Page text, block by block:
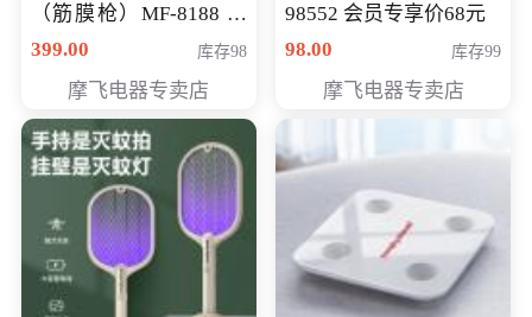
（筋膜枪）MF-8188 会
员专享价268元
399.00 库存98
摩飞电器专卖店
98552 会员专享价68元
98.00
库存99
摩飞电器专卖店